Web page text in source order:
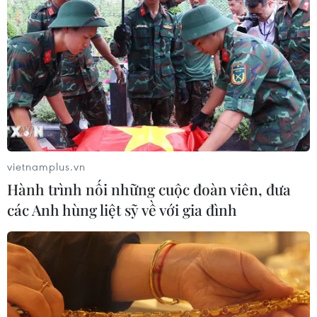
bàn cho người dân và các đơn vị liên quan.
Bổ sung công nhân lao động vào danh
sách ưu tiên tiêm vaccine COVID-19
vietnamplus.vn
Hành trình nối những cuộc đoàn viên, đưa
các Anh hùng liệt sỹ về với gia đình